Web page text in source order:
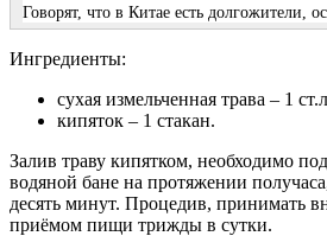
Говорят, что в Китае есть долгожители,
Ингредиенты:
сухая измельченная трава – 1
кипяток – 1 стакан.
Залив траву кипятком, необходимо
водяной бане на протяжении
десять минут. Процедив, принимать
приёмом пищи трижды в сутки.